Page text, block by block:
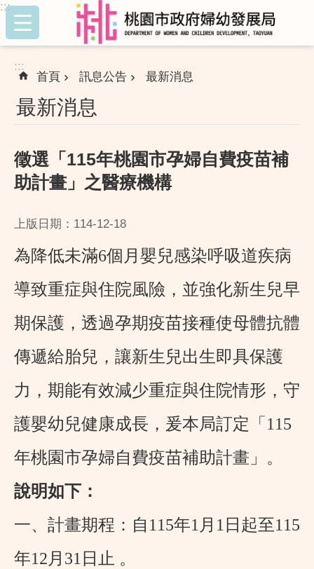
跳到主要內容區塊
:::
:::
首頁 訊息公告 最新消息
最新消息
徵選「115年桃園市孕婦自費疫苗補
助計畫」之醫療機構
上版日期：114-12-18
為降低未滿6個月嬰兒感染呼吸道疾病
導致重症與住院風險，並強化新生兒早
期保護，透過孕期疫苗接種使母體抗體
傳遞給胎兒，讓新生兒出生即具保護
力，期能有效減少重症與住院情形，守
護嬰幼兒健康成長，爰本局訂定「 115
年桃園市孕婦自費疫苗補助計畫」。
說明如下：
一、計畫期程：自 115年1月 1 日起至115
年12月 31 日止 。